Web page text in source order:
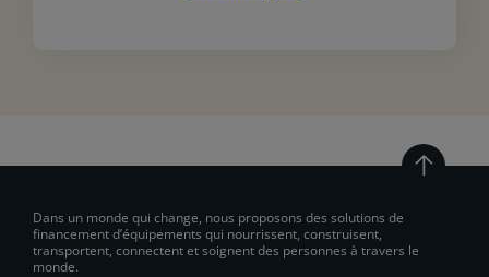
Dans un monde qui change, nous proposons des solutions de
financement d’équipements qui nourrissent, construisent,
transportent, connectent et soignent des personnes à travers le
monde.